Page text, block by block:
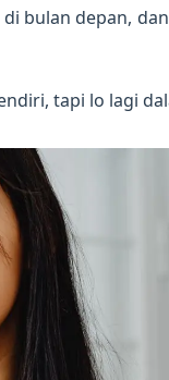
bulan depan,
tapi lo lagi